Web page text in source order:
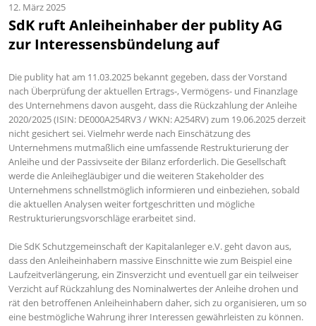
12. März 2025
SdK ruft Anleiheinhaber der publity AG
zur Interessensbündelung auf
Die publity hat am 11.03.2025 bekannt gegeben, dass der Vorstand
nach Überprüfung der aktuellen Ertrags-, Vermögens- und Finanzlage
des Unternehmens davon ausgeht, dass die Rückzahlung der Anleihe
2020/2025 (ISIN: DE000A254RV3 / WKN: A254RV) zum 19.06.2025 derzeit
nicht gesichert sei. Vielmehr werde nach Einschätzung des
Unternehmens mutmaßlich eine umfassende Restrukturierung der
Anleihe und der Passivseite der Bilanz erforderlich. Die Gesellschaft
werde die Anleihegläubiger und die weiteren Stakeholder des
Unternehmens schnellstmöglich informieren und einbeziehen, sobald
die aktuellen Analysen weiter fortgeschritten und mögliche
Restrukturierungsvorschläge erarbeitet sind.
Die SdK Schutzgemeinschaft der Kapitalanleger e.V. geht davon aus,
dass den Anleiheinhabern massive Einschnitte wie zum Beispiel eine
Laufzeitverlängerung, ein Zinsverzicht und eventuell gar ein teilweiser
Verzicht auf Rückzahlung des Nominalwertes der Anleihe drohen und
rät den betroffenen Anleiheinhabern daher, sich zu organisieren, um so
eine bestmögliche Wahrung ihrer Interessen gewährleisten zu können.